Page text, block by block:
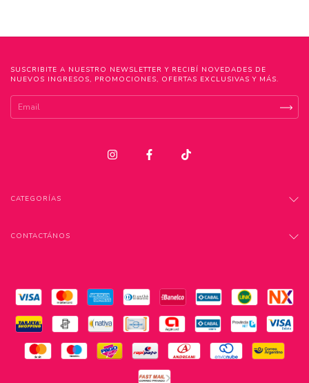
SUSCRIBITE A NUESTRO NEWSLETTER Y RECIBÍ NOVEDADES DE
NUEVOS INGRESOS, PROMOCIONES, OFERTAS EXCLUSIVAS Y MÁS.
CATEGORÍAS
CONTACTÁNOS